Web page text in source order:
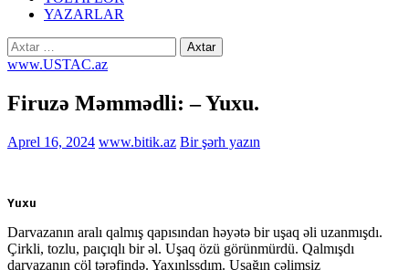
YAZARLAR
Axtarış:
www.USTAC.az
Firuzə Məmmədli: – Yuxu.
Aprel 16, 2024 www.bitik.az Bir şərh yazın
Yuxu
Darvazanın aralı qalmış qapısından həyətə bir uşaq əli uzanmışdı.
Çirkli, tozlu, paıçıqlı bir əl. Uşaq özü görünmürdü. Qalmışdı
darvazanın çöl tərəfində. Yaxınlsşdım. Uşağın çəlimsiz